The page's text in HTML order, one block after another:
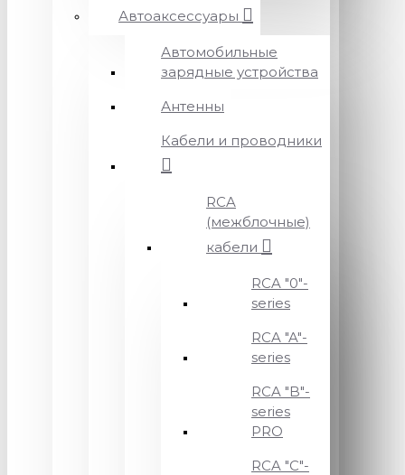
Автоаксессуары
Автомобильные
зарядные устройства
Антенны
Кабели и проводники
RCA
(межблочные)
кабели
RCA "0"-
series
RCA "A"-
series
RCA "B"-
series
PRO
RCA "C"-